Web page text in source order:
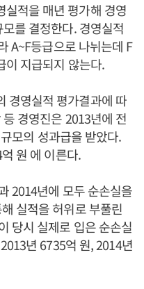
적을 매년 평가해 경영
를 결정한다. 경영실적
A~F등급으로 나뉘는데 F
이 지급되지 않는다.
경영실적 평가결과에 따
경영진은 2013년에 전
모의 성과급을 받았다.
원 에 이른다.
2014년에 모두 순손실을
실적을 허위로 부풀린
당시 실제로 입은 순손실
년 6735억 원, 2014년